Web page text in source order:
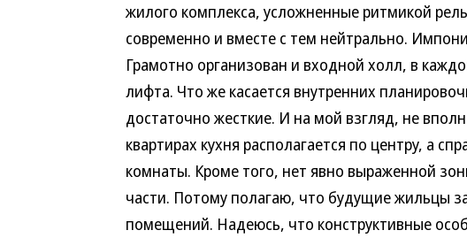
жилого комплекса, усложненные ритмикой
современно и вместе с тем нейтрально.
Грамотно организован и входной холл, в
лифта. Что же касается внутренних
достаточно жесткие. И на мой взгляд, не
квартирах кухня располагается по центру, а
комнаты. Кроме того, нет явно выраженной
части. Потому полагаю, что будущие жильцы
помещений. Надеюсь, что конструктивные